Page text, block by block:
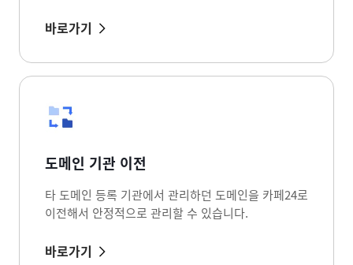
바로가기
도메인 기관 이전
타 도메인 등록 기관에서 관리하던 도메인을 카페24로
이전해서 안정적으로 관리할 수 있습니다.
바로가기